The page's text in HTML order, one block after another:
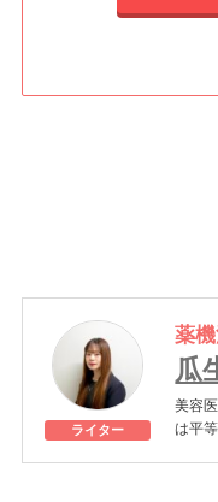
ライター
薬
瓜
美容
は平